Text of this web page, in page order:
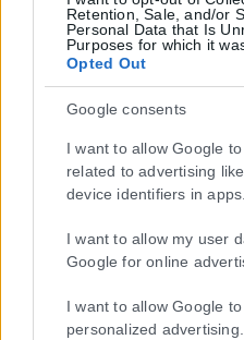
Retention, Sale, and/or
Personal Data that Is
Purposes for which it
Opted Out
Google consents
I want to allow Google
related to advertising
device identifiers in apps.
I want to allow my user
Google for online
I want to allow Google
personalized advertising.